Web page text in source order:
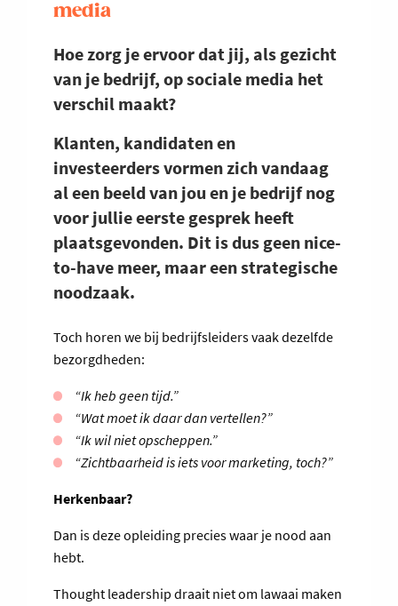
media
Hoe zorg je ervoor dat jij, als gezicht
van je bedrijf, op sociale media het
verschil maakt?
Klanten, kandidaten en
investeerders vormen zich vandaag
al een beeld van jou en je bedrijf nog
voor jullie eerste gesprek heeft
plaatsgevonden. Dit is dus geen nice-
to-have meer, maar een strategische
noodzaak.
Toch horen we bij bedrijfsleiders vaak dezelfde
bezorgdheden:
“Ik heb geen tijd.”
“Wat moet ik daar dan vertellen?”
“Ik wil niet opscheppen.”
“Zichtbaarheid is iets voor marketing, toch?”
Herkenbaar?
Dan is deze opleiding precies waar je nood aan
hebt.
Thought leadership draait niet om lawaai maken